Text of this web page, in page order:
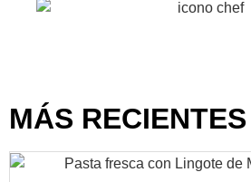
MÁS RECIENTES